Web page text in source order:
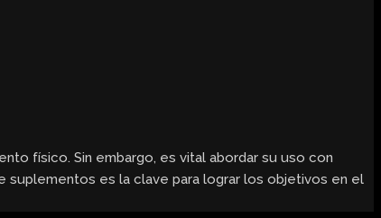
físico. Sin embargo, es vital abordar su uso con
suplementos es la clave para lograr los objetivos en el